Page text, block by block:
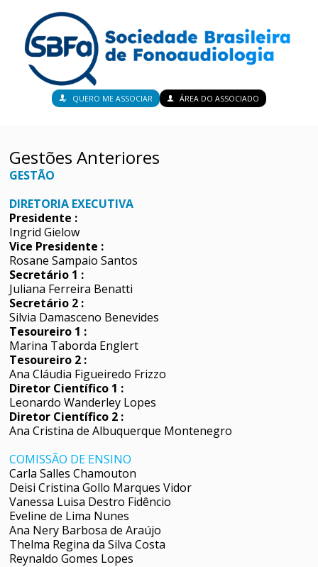
QUERO ME ASSOCIAR ÁREA DO ASSOCIADO
Gestões Anteriores
GESTÃO
DIRETORIA EXECUTIVA
Presidente :
Ingrid Gielow
Vice Presidente :
Rosane Sampaio Santos
Secretário 1 :
Juliana Ferreira Benatti
Secretário 2 :
Silvia Damasceno Benevides
Tesoureiro 1 :
Marina Taborda Englert
Tesoureiro 2 :
Ana Cláudia Figueiredo Frizzo
Diretor Científico 1 :
Leonardo Wanderley Lopes
Diretor Científico 2 :
Ana Cristina de Albuquerque Montenegro
COMISSÃO DE ENSINO
Carla Salles Chamouton
Deisi Cristina Gollo Marques Vidor
Vanessa Luisa Destro Fidêncio
Eveline de Lima Nunes
Ana Nery Barbosa de Araújo
Thelma Regina da Silva Costa
Reynaldo Gomes Lopes